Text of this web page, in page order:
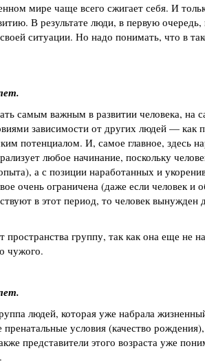
мире чаще всего сжигает себя. И
В результате люди, в первую
ситуации. Но надо понимать, что в
самым важным в развитии человека, на
зависимости от других людей — как
потенциалом. И, самое главное, здесь
любое начинание, поскольку
а с позиции наработанных и
очень ограничена (даже если человек и
в этот период, то человек вынужден
группу, так как она еще не
чужого.
людей, которая уже набрала
условия (качество
представители этого возраста уже